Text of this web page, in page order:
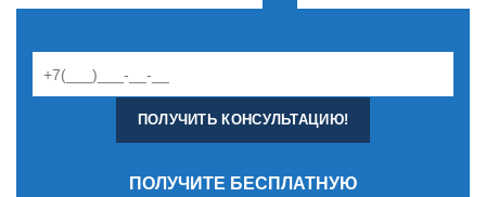
ПОЛУЧИТЕ БЕСПЛАТНУЮ